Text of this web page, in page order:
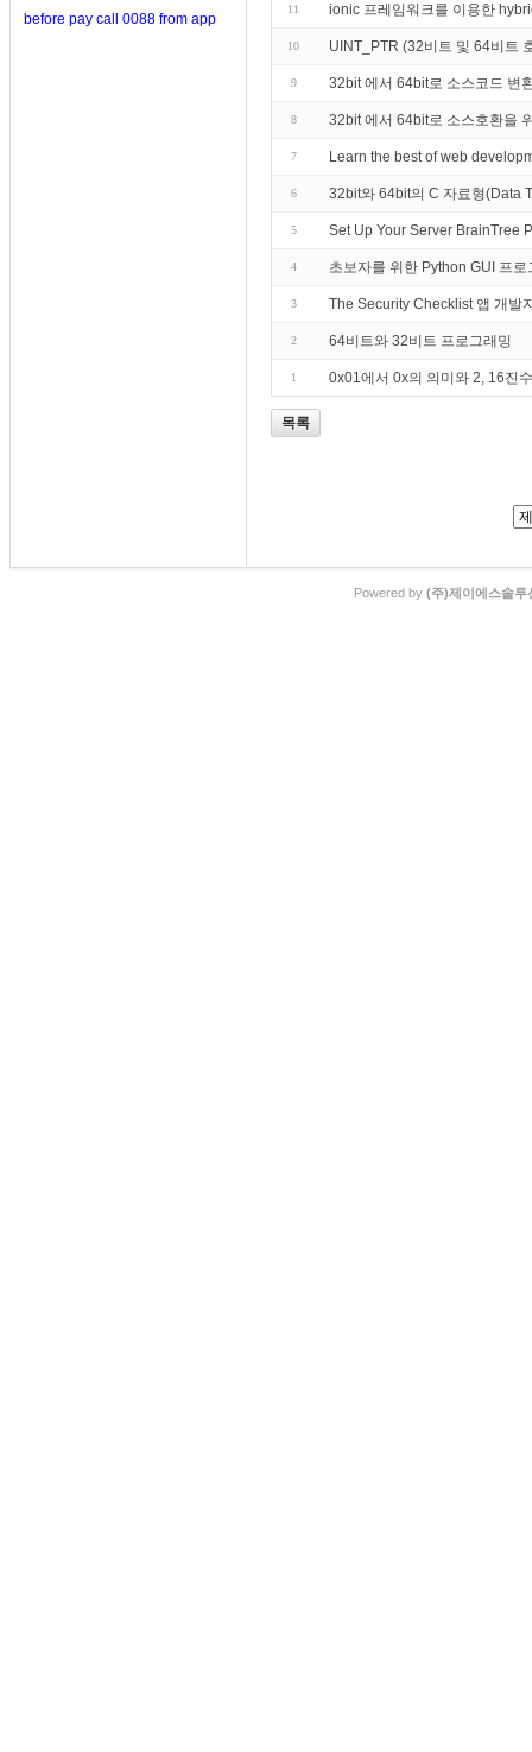
before pay call 0088 from app
11 ionic 프레임워크를 이용한
10 UINT_PTR (32비트 및 64비트
9 32bit 에서 64bit로 소스코드 변
8 32bit 에서 64bit로 소스호환을
7 Learn the best of web
6 32bit와 64bit의 C 자료형(Data
5 Set Up Your Server BrainTree
4 초보자를 위한 Python GUI 프
3 The Security Checklist 앱 개발
2 64비트와 32비트 프로그래밍
1 0x01에서 0x의 의미와 2, 16진
목록
Powered by (주)제이에스솔루